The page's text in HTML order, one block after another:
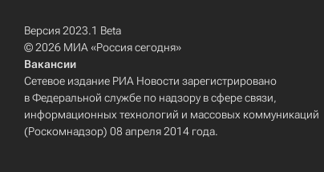
Версия 2023.1 Beta
© 2026 МИА «Россия сегодня»
Вакансии
Сетевое издание РИА Новости зарегистрировано
в Федеральной службе по надзору в сфере связи,
информационных технологий и массовых коммуникаций
(Роскомнадзор) 08 апреля 2014 года.